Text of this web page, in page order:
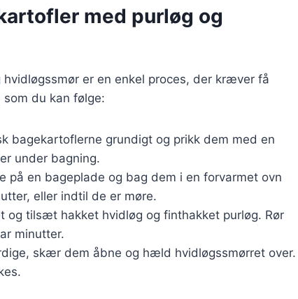
med purløg og
er en enkel proces, der kræver få
du kan følge:
bagekartoflerne grundigt og prikk dem med en
under bagning.
på en bageplade og bag dem i en forvarmet ovn
eller indtil de er møre.
og tilsæt hakket hvidløg og finthakket purløg. Rør
minutter.
skær dem åbne og hæld hvidløgssmørret over.